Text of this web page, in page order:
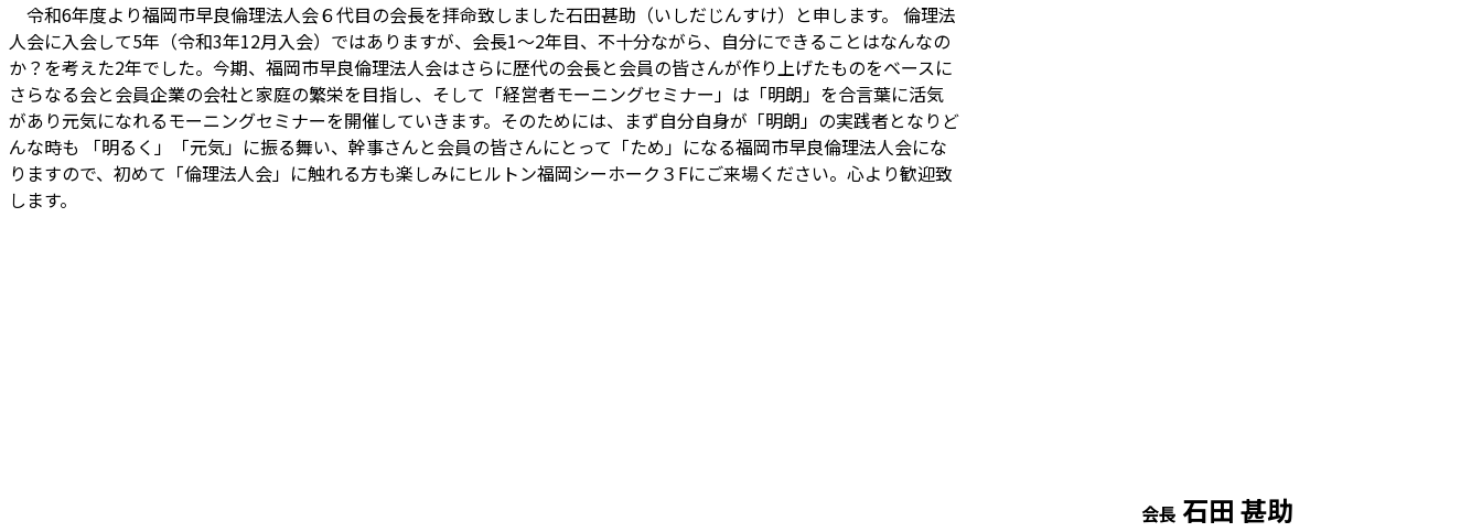
令和6年度より福岡市早良倫理法人会６代目の会長を拝命致しました石田甚助（いしだじんすけ）と申します。 倫理法
人会に入会して5年（令和3年12月入会）ではありますが、会長1〜2年目、不十分ながら、自分にできることはなんなの
か？を考えた2年でした。今期、福岡市早良倫理法人会はさらに歴代の会長と会員の皆さんが作り上げたものをベースに
さらなる会と会員企業の会社と家庭の繁栄を目指し、そして「経営者モーニングセミナー」は「明朗」を合言葉に活気
があり元気になれるモーニングセミナーを開催していきます。そのためには、まず自分自身が「明朗」の実践者となりど
んな時も 「明るく」「元気」に振る舞い、幹事さんと会員の皆さんにとって「ため」になる福岡市早良倫理法人会にな
りますので、初めて「倫理法人会」に触れる方も楽しみにヒルトン福岡シーホーク３Fにご来場ください。心より歓迎致
します。
会長 石田 甚助